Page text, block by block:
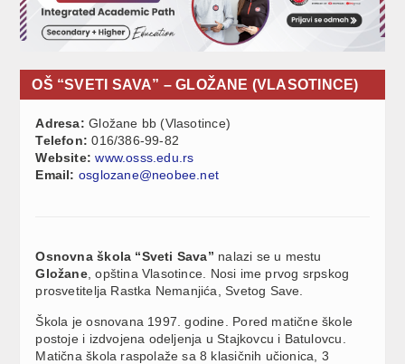
OŠ “SVETI SAVA” – GLOŽANE (VLASOTINCE)
Adresa:Gložane bb (Vlasotince)
Telefon:016/386-99-82
Website:www.osss.edu.rs
Email: osglozane@neobee.net
Osnovna škola “Sveti Sava” nalazi se u mestu
Gložane, opština Vlasotince. Nosi ime prvog srpskog
prosvetitelja Rastka Nemanjića, Svetog Save.
Škola je osnovana 1997. godine. Pored matične škole
postoje i izdvojena odeljenja u Stajkovcu i Batulovcu.
Matična škola raspolaže sa 8 klasičnih učionica, 3